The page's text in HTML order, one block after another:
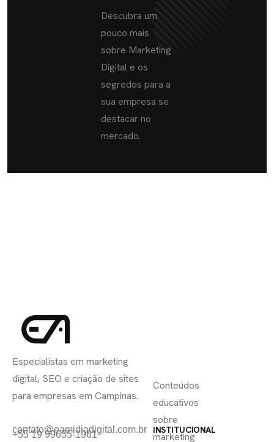
Descubra um
pouco mais
sobre Marketing
Digital e os
segredos para a
sua empresa se
destacar no
mercado.
Especialistas em marketing
digital, SEO e criação de sites
para empresas em Campinas.
contato@eamidiadigital.com.br
+55 19 99655-1961 INSTITUCIONAL
Conteúdos
educativos
sobre
marketing